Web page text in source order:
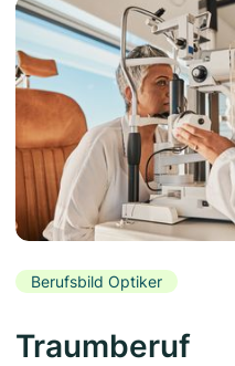
Berufsbild Optiker
Traumberuf